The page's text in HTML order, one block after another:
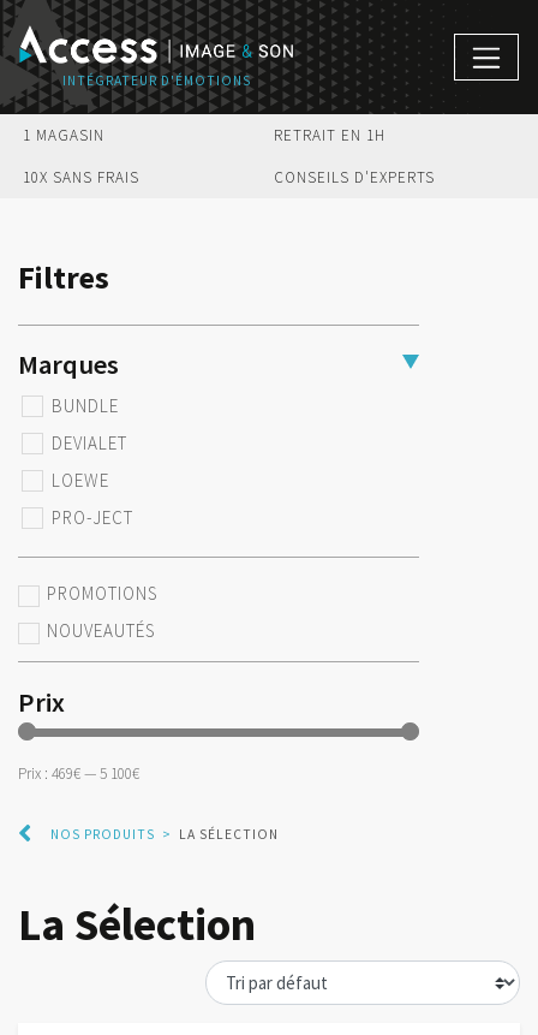
1 MAGASIN RETRAIT EN 1H
10X SANS FRAIS CONSEILS D'EXPERTS
Filtres
Marques
BUNDLE
DEVIALET
LOEWE
PRO-JECT
PROMOTIONS
NOUVEAUTÉS
Prix
Prix : 469€—5 100€
NOS PRODUITS > LA SÉLECTION
La Sélection